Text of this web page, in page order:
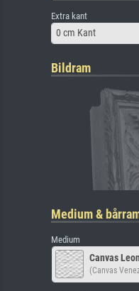
Extra kant
0 cm Kant
Bildram
Medium &
Medium
Canvas
(Canvas